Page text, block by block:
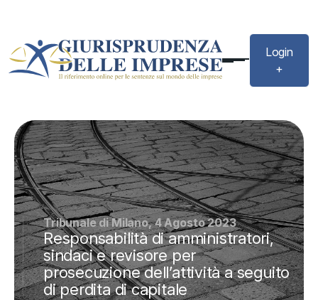
Login
+
Tribunale di Milano, 4 Agosto 2023
Responsabilità di amministratori,
sindaci e revisore per
prosecuzione dell’attività a seguito
di perdita di capitale